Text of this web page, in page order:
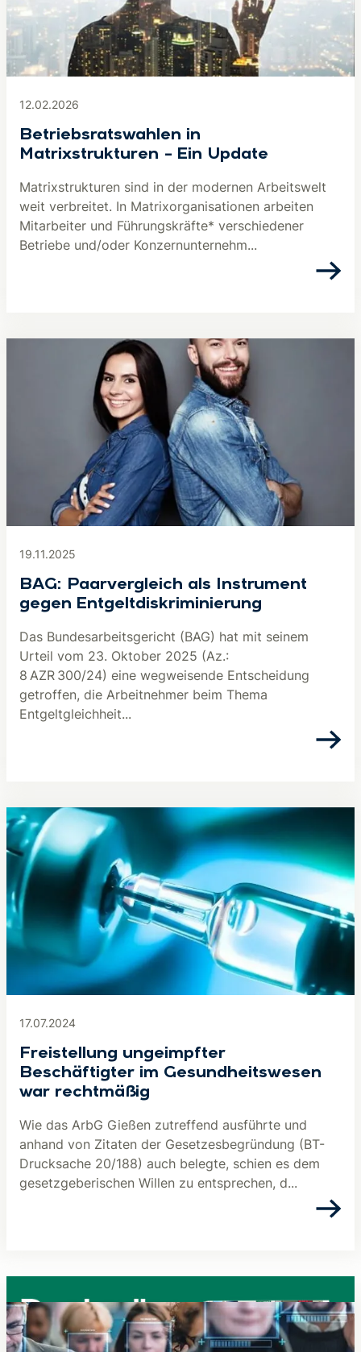
12.02.2026
Betriebsratswahlen in
Matrixstrukturen – Ein Update
Matrixstrukturen sind in der modernen Arbeitswelt
weit verbreitet. In Matrixorganisationen arbeiten
Mitarbeiter und Führungskräfte* verschiedener
Betriebe und/oder Konzernunternehm...
19.11.2025
BAG: Paarvergleich als Instrument
gegen Entgeltdiskriminierung
Das Bundesarbeitsgericht (BAG) hat mit seinem
Urteil vom 23. Oktober 2025 (Az.:
8 AZR 300/24) eine wegweisende Entscheidung
getroffen, die Arbeitnehmer beim Thema
Entgeltgleichheit...
17.07.2024
Freistellung ungeimpfter
Beschäftigter im Gesundheitswesen
war rechtmäßig
Wie das ArbG Gießen zutreffend ausführte und
anhand von Zitaten der Gesetzesbegründung (BT-
Drucksache 20/188) auch belegte, schien es dem
gesetzgeberischen Willen zu entsprechen, d...